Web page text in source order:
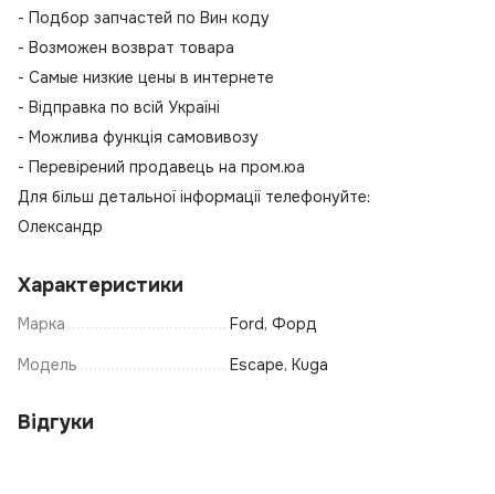
- Подбор запчастей по Вин коду
- Возможен возврат товара
- Самые низкие цены в интернете
- Відправка по всій Україні
- Можлива функція самовивозу
- Перевірений продавець на пром.юа
Для більш детальної інформації телефонуйте:
Олександр
Характеристики
Марка Ford, Форд
Модель Escape, Kuga
Відгуки